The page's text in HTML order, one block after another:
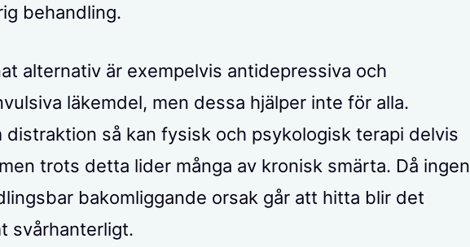
behandling.
alternativ är exempelvis antidepressiva och
läkemdel, men dessa hjälper inte för alla.
distraktion så kan fysisk och psykologisk terapi delvis
trots detta lider många av kronisk smärta. Då ingen
bakomliggande orsak går att hitta blir det
svårhanterligt.